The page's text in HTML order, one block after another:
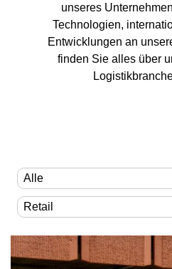
unseres
Technologien,
Entwicklungen an
finden Sie alles über